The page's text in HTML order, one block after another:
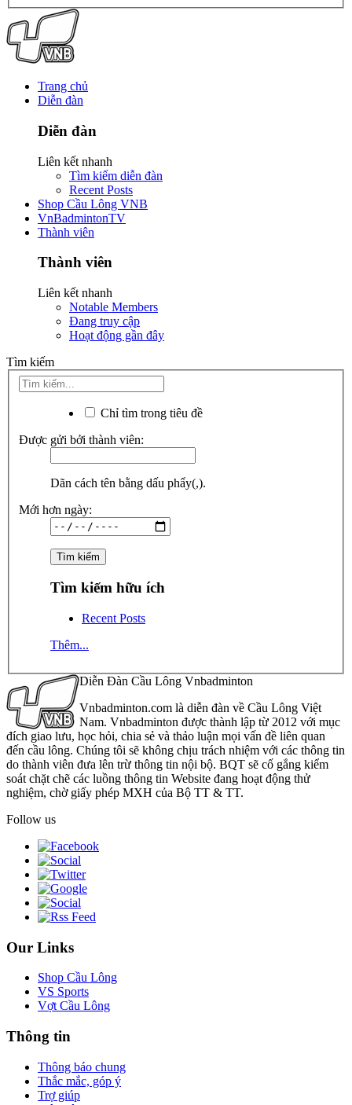
Trang chủ
Diễn đàn
Diễn đàn
Liên kết nhanh
Tìm kiếm diễn đàn
Recent Posts
Shop Cầu Lông VNB
VnBadmintonTV
Thành viên
Thành viên
Liên kết nhanh
Notable Members
Đang truy cập
Hoạt động gần đây
Tìm kiếm
Chỉ tìm trong tiêu đề
Được gửi bởi thành viên:
Dãn cách tên bằng dấu phẩy(,).
Mới hơn ngày:
Tìm kiếm hữu ích
Recent Posts
Thêm...
Diễn Đàn Cầu Lông Vnbadminton
Vnbadminton.com là diễn đàn về Cầu Lông Việt
Nam. Vnbadminton được thành lập từ 2012 với mục
đích giao lưu, học hỏi, chia sẻ và thảo luận mọi vấn đề liên quan
đến cầu lông. Chúng tôi sẽ không chịu trách nhiệm với các thông tin
do thành viên đưa lên trừ thông tin nội bộ. BQT sẽ cố gắng kiểm
soát chặt chẽ các luồng thông tin Website đang hoạt động thử
nghiệm, chờ giấy phép MXH của Bộ TT & TT.
Follow us
Our Links
Shop Cầu Lông
VS Sports
Vợt Cầu Lông
Thông tin
Thông báo chung
Thắc mắc, góp ý
Trợ giúp